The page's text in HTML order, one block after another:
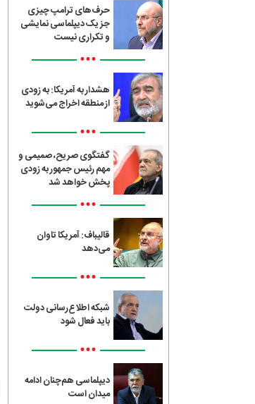
حرف‌های ترامپ چیزی
جز یک دیپلماسی نمایشی
و تکراری نیست
•••
هشدار به آمریکا: به زودی
از منطقه اخراج می‌شوید
•••
گفتگوی صریح، صمیمی و
مهم رئیس جمهور به زودی
پخش خواهد شد
•••
قالیباف: آمریکا تاوان
می‌دهد
•••
شبکه اطلاع‌رسانی دولت
باید فعال شود
•••
دیپلماسی هم‌چنان ادامه
میدان است